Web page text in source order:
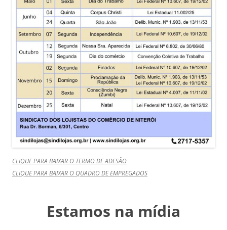
CLIQUE PARA BAIXAR O TERMO DE ADESÃO
CLIQUE PARA BAIXAR O QUADRO DE EMPREGADOS
Estamos na mídia